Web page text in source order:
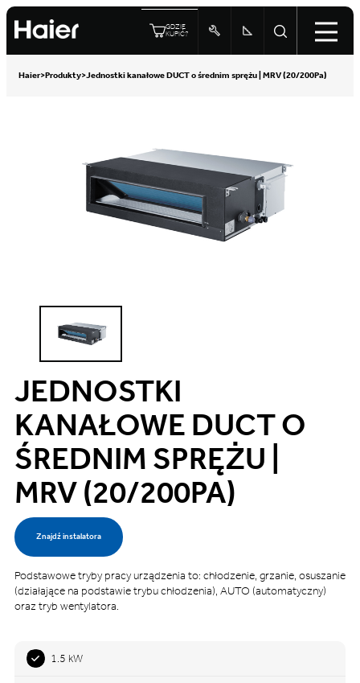
GDZIE
KUPIĆ?
Haier>Produkty>Jednostki kanałowe DUCT o średnim sprężu | MRV (20/200Pa)
JEDNOSTKI
KANAŁOWE DUCT O
ŚREDNIM SPRĘŻU |
MRV (20/200PA)
Znajdź instalatora
Podstawowe tryby pracy urządzenia to: chłodzenie, grzanie, osuszanie
(działające na podstawie trybu chłodzenia), AUTO (automatyczny)
oraz tryb wentylatora.
1.5 kW